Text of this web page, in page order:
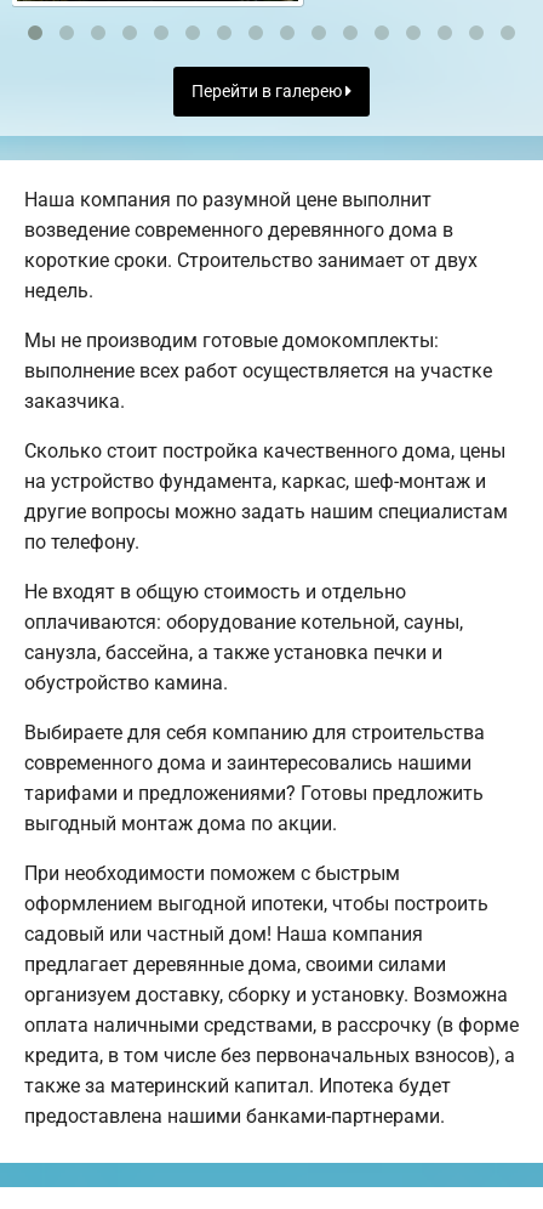
Перейти в галерею
Наша компания по разумной цене выполнит
возведение современного деревянного дома в
короткие сроки. Строительство занимает от двух
недель.
Мы не производим готовые домокомплекты:
выполнение всех работ осуществляется на участке
заказчика.
Сколько стоит постройка качественного дома, цены
на устройство фундамента, каркас, шеф-монтаж и
другие вопросы можно задать нашим специалистам
по телефону.
Не входят в общую стоимость и отдельно
оплачиваются: оборудование котельной, сауны,
санузла, бассейна, а также установка печки и
обустройство камина.
Выбираете для себя компанию для строительства
современного дома и заинтересовались нашими
тарифами и предложениями? Готовы предложить
выгодный монтаж дома по акции.
При необходимости поможем с быстрым
оформлением выгодной ипотеки, чтобы построить
садовый или частный дом! Наша компания
предлагает деревянные дома, своими силами
организуем доставку, сборку и установку. Возможна
оплата наличными средствами, в рассрочку (в форме
кредита, в том числе без первоначальных взносов), а
также за материнский капитал. Ипотека будет
предоставлена нашими банками-партнерами.